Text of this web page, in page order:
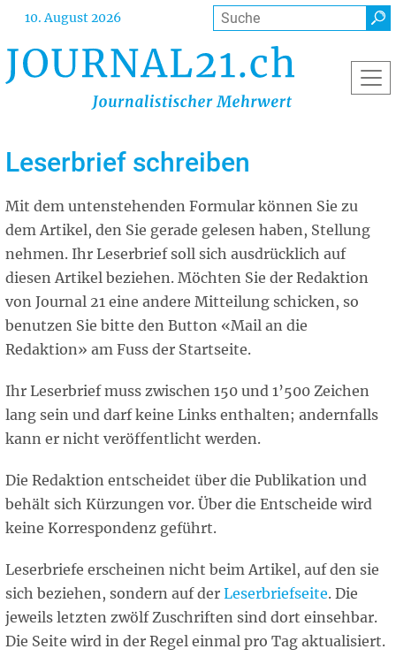
Direkt
Inhalt
10. August 2026 Suche
Leserbrief schreiben
Mit dem untenstehenden Formular können Sie zu
dem Artikel, den Sie gerade gelesen haben, Stellung
nehmen. Ihr Leserbrief soll sich ausdrücklich auf
diesen Artikel beziehen. Möchten Sie der Redaktion
von Journal 21 eine andere Mitteilung schicken, so
benutzen Sie bitte den Button «Mail an die
Redaktion» am Fuss der Startseite.
Ihr Leserbrief muss zwischen 150 und 1’500 Zeichen
lang sein und darf keine Links enthalten; andernfalls
kann er nicht veröffentlicht werden.
Die Redaktion entscheidet über die Publikation und
behält sich Kürzungen vor. Über die Entscheide wird
keine Korrespondenz geführt.
Leserbriefe erscheinen nicht beim Artikel, auf den sie
sich beziehen, sondern auf der Leserbriefseite. Die
jeweils letzten zwölf Zuschriften sind dort einsehbar.
Die Seite wird in der Regel einmal pro Tag aktualisiert.